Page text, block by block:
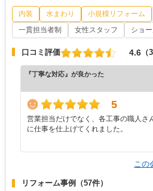
内装 水まわり 小規模リフォーム
一貫担当者制
女性スタッフ ショ
口コミ評価 4.6 （
『丁寧な対応』が良かった
5
営業担当だけでなく、各工事の職人さ
に仕事を仕上げてくれました。
この
リフォーム事例 （57件）